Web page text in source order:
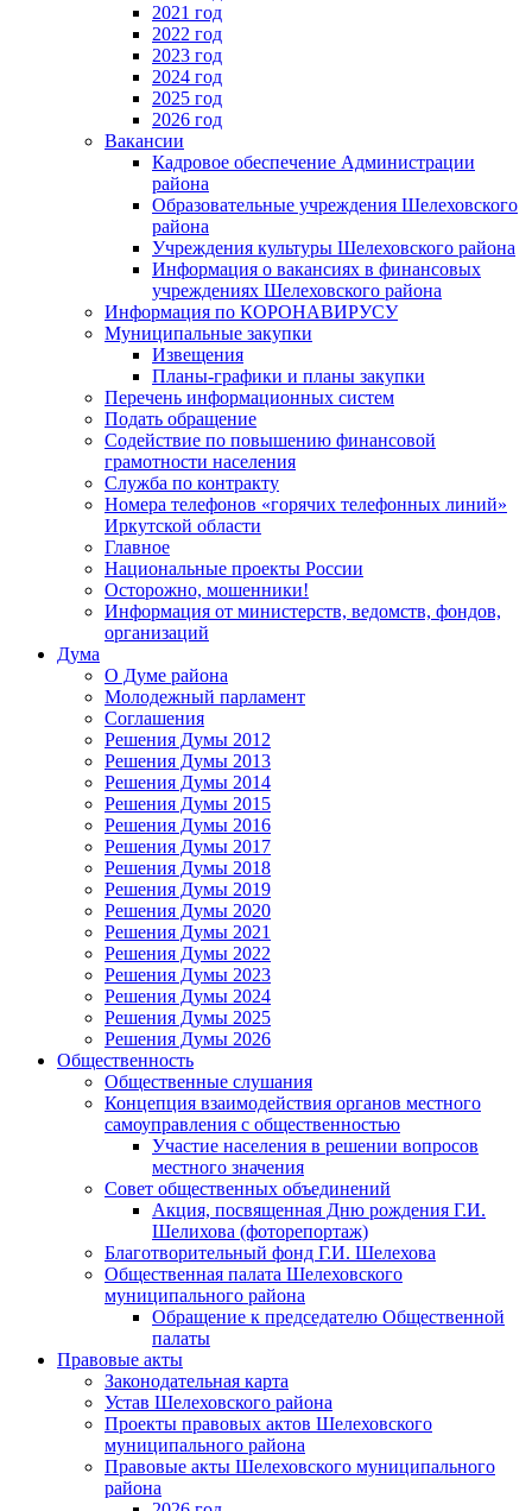
2021 год
2022 год
2023 год
2024 год
2025 год
2026 год
Вакансии
Кадровое обеспечение Администрации
района
Образовательные учреждения Шелеховского
района
Учреждения культуры Шелеховского района
Информация о вакансиях в финансовых
учреждениях Шелеховского района
Информация по КОРОНАВИРУСУ
Муниципальные закупки
Извещения
Планы-графики и планы закупки
Перечень информационных систем
Подать обращение
Содействие по повышению финансовой
грамотности населения
Служба по контракту
Номера телефонов «горячих телефонных линий»
Иркутской области
Главное
Национальные проекты России
Осторожно, мошенники!
Информация от министерств, ведомств, фондов,
организаций
Дума
О Думе района
Молодежный парламент
Соглашения
Решения Думы 2012
Решения Думы 2013
Решения Думы 2014
Решения Думы 2015
Решения Думы 2016
Решения Думы 2017
Решения Думы 2018
Решения Думы 2019
Решения Думы 2020
Решения Думы 2021
Решения Думы 2022
Решения Думы 2023
Решения Думы 2024
Решения Думы 2025
Решения Думы 2026
Общественность
Общественные слушания
Концепция взаимодействия органов местного
самоуправления с общественностью
Участие населения в решении вопросов
местного значения
Совет общественных объединений
Акция, посвященная Дню рождения Г.И.
Шелихова (фоторепортаж)
Благотворительный фонд Г.И. Шелехова
Общественная палата Шелеховского
муниципального района
Обращение к председателю Общественной
палаты
Правовые акты
Законодательная карта
Устав Шелеховского района
Проекты правовых актов Шелеховского
муниципального района
Правовые акты Шелеховского муниципального
района